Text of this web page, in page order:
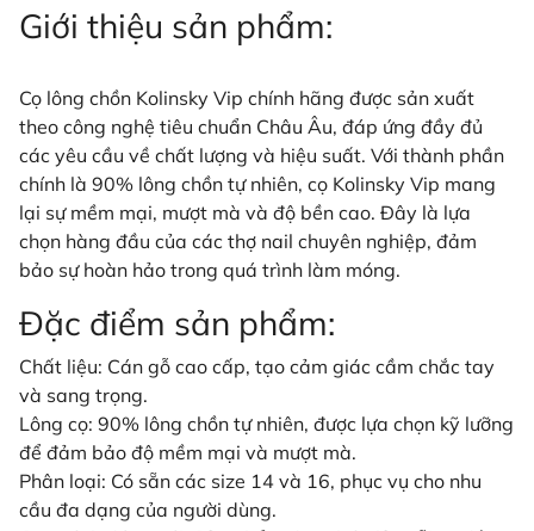
Giới thiệu sản phẩm:
Cọ lông chồn Kolinsky Vip chính hãng được sản xuất
theo công nghệ tiêu chuẩn Châu Âu, đáp ứng đầy đủ
các yêu cầu về chất lượng và hiệu suất. Với thành phần
chính là 90% lông chồn tự nhiên, cọ Kolinsky Vip mang
lại sự mềm mại, mượt mà và độ bền cao. Đây là lựa
chọn hàng đầu của các thợ nail chuyên nghiệp, đảm
bảo sự hoàn hảo trong quá trình làm móng.
Đặc điểm sản phẩm:
Chất liệu: Cán gỗ cao cấp, tạo cảm giác cầm chắc tay
và sang trọng.
Lông cọ: 90% lông chồn tự nhiên, được lựa chọn kỹ lưỡng
để đảm bảo độ mềm mại và mượt mà.
Phân loại: Có sẵn các size 14 và 16, phục vụ cho nhu
cầu đa dạng của người dùng.